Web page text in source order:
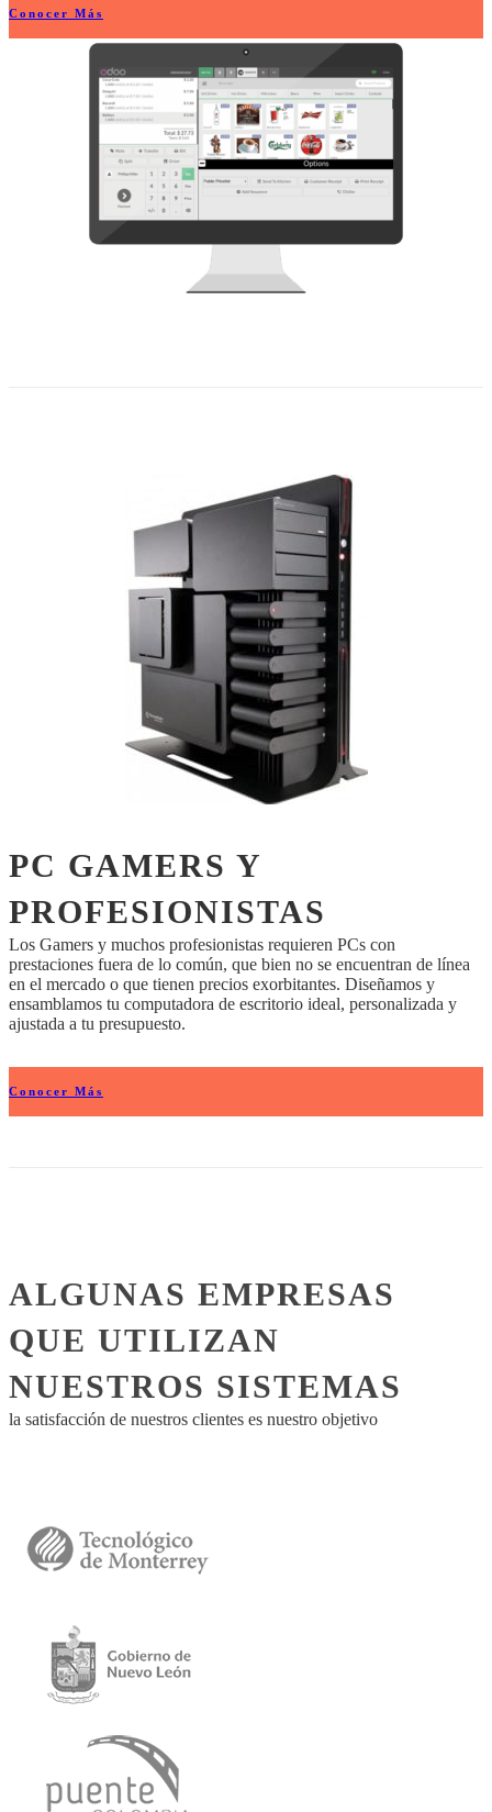
Conocer Más
PC GAMERS Y
PROFESIONISTAS
Los Gamers y muchos profesionistas requieren PCs con
prestaciones fuera de lo común, que bien no se encuentran de línea
en el mercado o que tienen precios exorbitantes. Diseñamos y
ensamblamos tu computadora de escritorio ideal, personalizada y
ajustada a tu presupuesto.
Conocer Más
ALGUNAS EMPRESAS
QUE UTILIZAN
NUESTROS SISTEMAS
la satisfacción de nuestros clientes es nuestro objetivo